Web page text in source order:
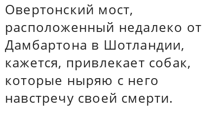
Овертонский мост,
расположенный недалеко от
Дамбартона в Шотландии,
кажется, привлекает собак,
которые ныряю с него
навстречу своей смерти.